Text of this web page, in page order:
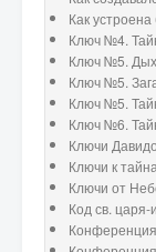
Как устроена
Ключ №4.
Ключ №5.
Ключ №5.
Ключ №5.
Ключ №6.
Ключи
Ключи к
Ключи от
Код св. царя-